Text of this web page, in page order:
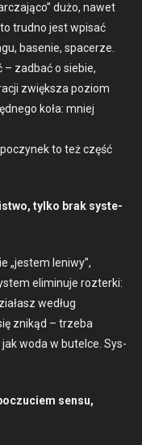
dużo, nawet
trud­no jest wpisać
base­nie, spac­erze.
zad­bać o siebie,
zwięk­sza poziom
koła: mniej
to też część
tylko brak sys­te­
„jestem leni­wy”,
elimin­u­je rozter­ki:
według
znikąd – trze­ba
woda w butelce. Sys­
sen­su,